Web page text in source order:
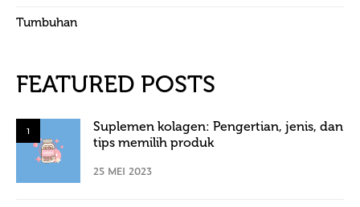
Tumbuhan
FEATURED POSTS
1
Suplemen kolagen: Pengertian, jenis, dan
tips memilih produk
25 MEI 2023